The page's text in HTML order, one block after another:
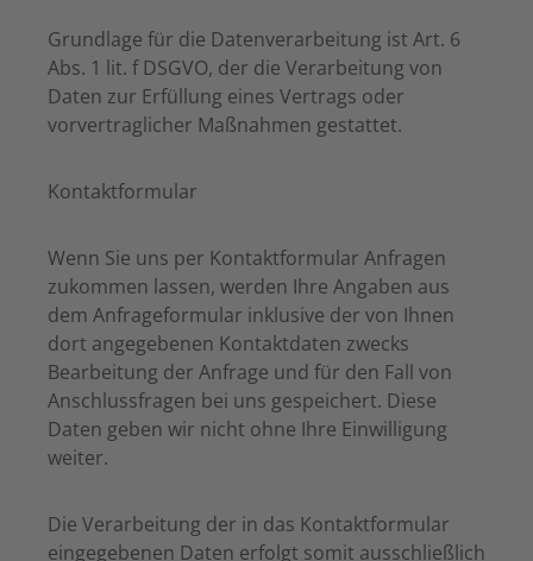
Grundlage für die Datenverarbeitung ist Art. 6
Abs. 1 lit. f DSGVO, der die Verarbeitung von
Daten zur Erfüllung eines Vertrags oder
vorvertraglicher Maßnahmen gestattet.
Kontaktformular
Wenn Sie uns per Kontaktformular Anfragen
zukommen lassen, werden Ihre Angaben aus
dem Anfrageformular inklusive der von Ihnen
dort angegebenen Kontaktdaten zwecks
Bearbeitung der Anfrage und für den Fall von
Anschlussfragen bei uns gespeichert. Diese
Daten geben wir nicht ohne Ihre Einwilligung
weiter.
Die Verarbeitung der in das Kontaktformular
eingegebenen Daten erfolgt somit ausschließlich